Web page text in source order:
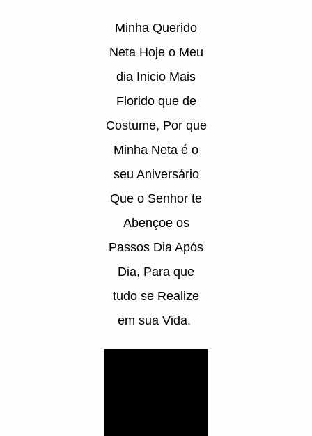
Minha Querido
Neta Hoje o Meu
dia Inicio Mais
Florido que de
Costume, Por que
Minha Neta é o
seu Aniversário
Que o Senhor te
Abençoe os
Passos Dia Após
Dia, Para que
tudo se Realize
em sua Vida.